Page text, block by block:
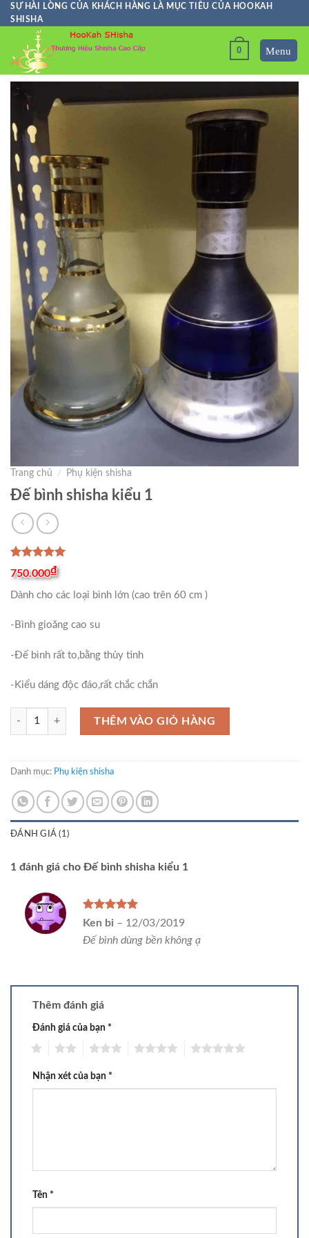
Skip
to
content
SỰ HÀI LÒNG CỦA KHÁCH HÀNG LÀ MỤC TIÊU CỦA HOOKAH
SHISHA
0
Trang chủ / Phụ kiện shisha
Đế bình shisha kiểu 1
5.00 trên 5
dựa trên
1
đánh giá
750.000₫
Dành cho các loại bình lớn (cao trên 60 cm )
-Bình gioăng cao su
-Đế bình rất to,bằng thủy tinh
-Kiểu dáng độc đáo,rất chắc chắn
Đế bình shisha kiểu 1 số lượng
THÊM VÀO GIỎ HÀNG
Danh mục: Phụ kiện shisha
ĐÁNH GIÁ (1)
1 đánh giá cho Đế bình shisha kiểu 1
Được xếp
sao
Ken bi – 12/03/2019
Đế bình dùng bền không ạ
Thêm đánh giá
Đánh giá của bạn *
Nhận xét của bạn *
Tên *